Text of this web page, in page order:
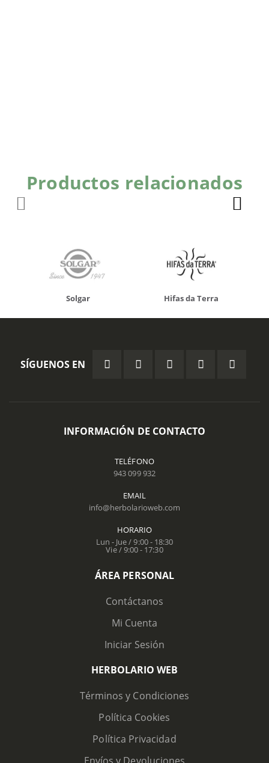
Productos relacionados
Solgar Hifas da Terra
SÍGUENOS EN
INFORMACIÓN DE CONTACTO
TELÉFONO
943 099 932
EMAIL
info@herbolarioweb.com
HORARIO
Lun - Jue / 9:00 - 18:30
Vie / 9:00 - 17:30
ÁREA PERSONAL
Contáctanos
Mi Cuenta
Iniciar Sesión
HERBOLARIO WEB
Términos y Condiciones
Política Cookies
Política Privacidad